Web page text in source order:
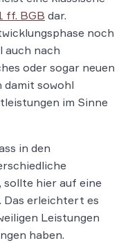
ff. BGB dar.
noch
auch nach
oder sogar neuen
damit sowohl
im Sinne
in den
hier auf eine
Das erleichtert es
Leistungen
haben.